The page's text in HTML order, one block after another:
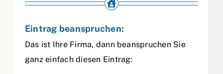
Eintrag beanspruchen:
Das ist Ihre Firma, dann beanspruchen Sie
ganz einfach diesen Eintrag: